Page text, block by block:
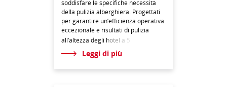
soddisfare le specifiche necessità
della pulizia alberghiera. Progettati
per garantire un’efficienza operativa
eccezionale e risultati di pulizia
all’altezza degli hotel a 5
Leggi di più